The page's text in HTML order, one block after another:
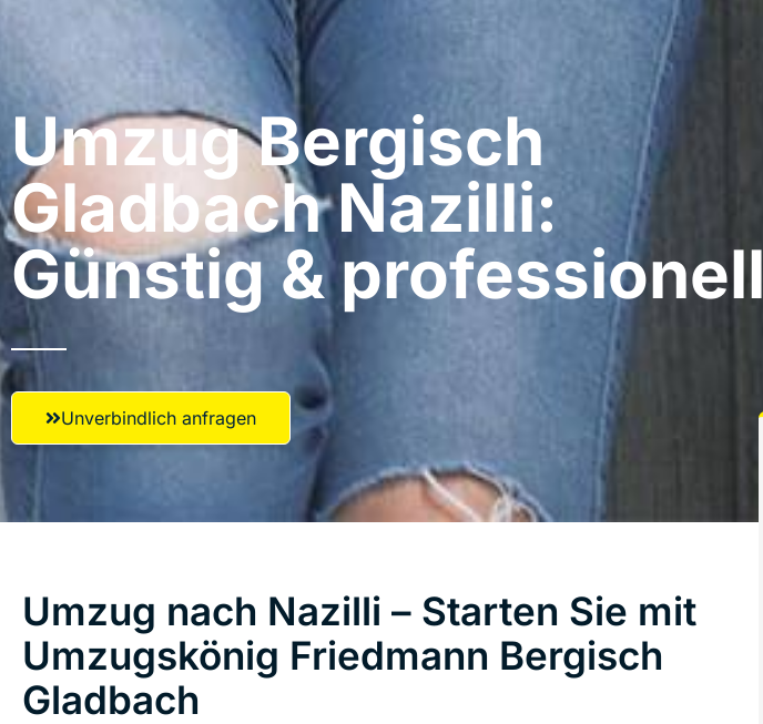
Umzug Bergisch
Gladbach​ Nazilli:
Günstig & professionell​
Unverbindlich anfragen
Umzug nach Nazilli – Starten Sie mit
Umzugskönig Friedmann Bergisch
Gladbach